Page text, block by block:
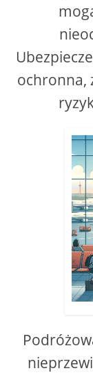
ochronna,